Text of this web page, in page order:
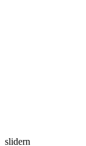
slidern